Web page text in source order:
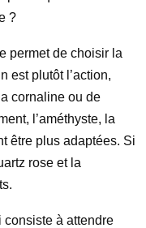
?
permet de choisir la
est plutôt l’action,
cornaline ou de
l’améthyste, la
être plus adaptées. Si
rose et la
consiste à attendre